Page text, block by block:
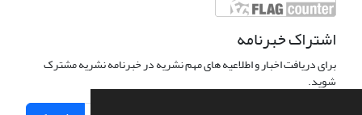
اشتراک خبرنامه
برای دریافت اخبار و اطلاعیه های مهم نشریه در خبرنامه نشریه مشترک
شوید.